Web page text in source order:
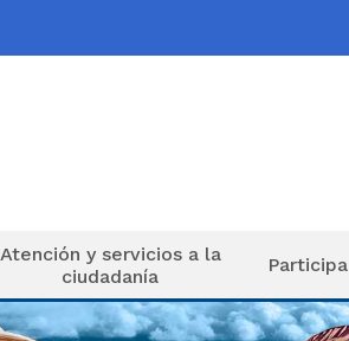
Atención y servicios a la
ciudadanía
Participa